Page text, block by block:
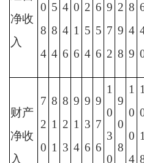
净收
入
0
8
4
5
8
4
4
4
6
0
1
6
2
5
4
6
5
6
9
7
2
2
9
8
8
4
9
财产
净收
入
7
2
0
8
1
1
8
2
3
9
1
4
9
3
6
9
7
6
1
0
3
0
9
0
8
1
0
0
4